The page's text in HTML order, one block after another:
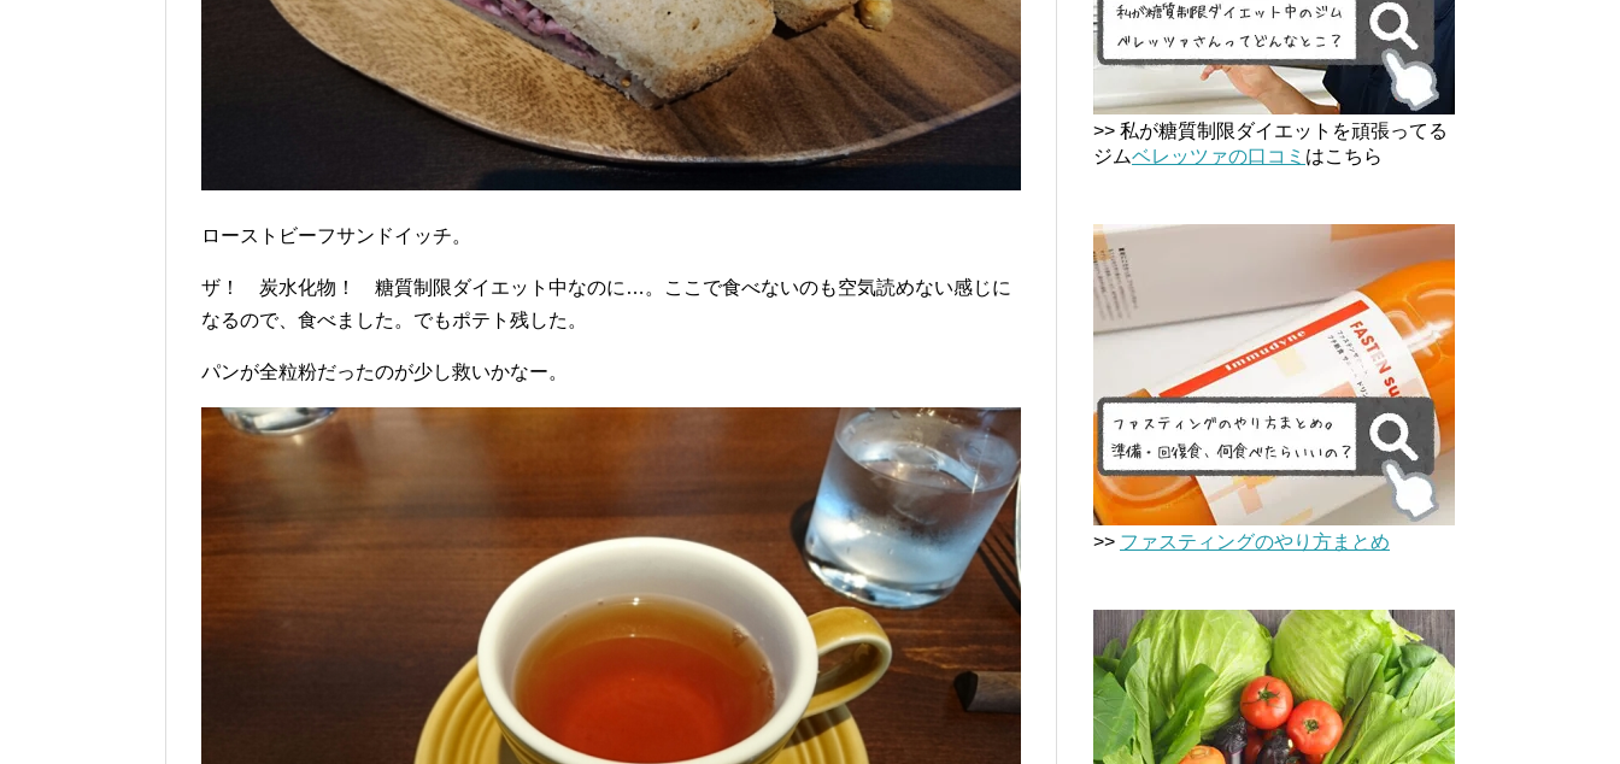
ローストビーフサンドイッチ。
ザ！ 炭水化物！ 糖質制限ダイエット中なのに…。ここで食べないのも空気読めない感じに
なるので、食べました。でもポテト残した。
パンが全粒粉だったのが少し救いかなー。
>> 私が糖質制限ダイエットを頑張ってる
ジムベレッツァの口コミ はこちら
>> ファスティングのやり方まとめ